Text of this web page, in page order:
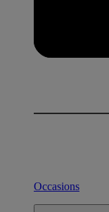
Occasions